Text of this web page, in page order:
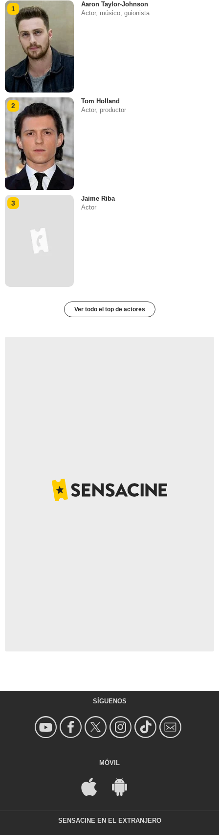
1
Aaron Taylor-Johnson
Actor, músico, guionista
2
Tom Holland
Actor, productor
3
Jaime Riba
Actor
Ver todo el top de actores
SÍGUENOS
MÓVIL
SENSACINE EN EL EXTRANJERO